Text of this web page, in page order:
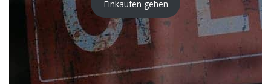
Einkaufen gehen